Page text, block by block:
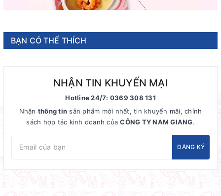
BẠN CÓ THỂ THÍCH
NHẬN TIN KHUYẾN MẠI
Hotline 24/7: 0369 308 131
Nhận thông tin sản phẩm mới nhất, tin khuyến mãi, chính
sách hợp tác kinh doanh củaCÔNG TY NAM GIANG.
ĐĂNG KÝ